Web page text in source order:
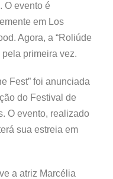
O evento é
em Los
Agora, a “Roliúde
pela primeira vez.
Fest” foi anunciada
do Festival de
O evento, realizado
sua estreia em
a atriz Marcélia